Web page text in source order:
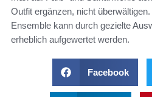
Outfit ergänzen, nicht
Ensemble kann durch gezielte
erheblich aufgewertet werden.
Facebook